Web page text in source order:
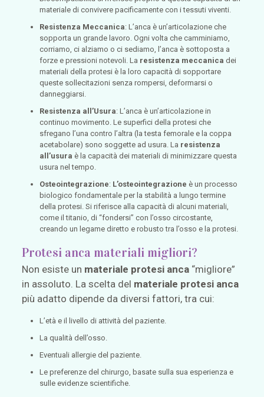
materiale di convivere pacificamente con i tessuti viventi.
Resistenza Meccanica: L’anca è un’articolazione che
sopporta un grande lavoro. Ogni volta che camminiamo,
corriamo, ci alziamo o ci sediamo, l’anca è sottoposta a
forze e pressioni notevoli. La resistenza meccanica dei
materiali della protesi è la loro capacità di sopportare
queste sollecitazioni senza rompersi, deformarsi o
danneggiarsi.
Resistenza all’Usura: L’anca è un’articolazione in
continuo movimento. Le superfici della protesi che
sfregano l’una contro l’altra (la testa femorale e la coppa
acetabolare) sono soggette ad usura. La resistenza
all’usura è la capacità dei materiali di minimizzare questa
usura nel tempo.
Osteointegrazione: L’osteointegrazione è un processo
biologico fondamentale per la stabilità a lungo termine
della protesi. Si riferisce alla capacità di alcuni materiali,
come il titanio, di “fondersi” con l’osso circostante,
creando un legame diretto e robusto tra l’osso e la protesi.
Protesi anca materiali migliori?
Non esiste un materiale protesi anca“migliore”
in assoluto. La scelta del materiale protesi anca
più adatto dipende da diversi fattori, tra cui:
L’età e il livello di attività del paziente.
La qualità dell’osso.
Eventuali allergie del paziente.
Le preferenze del chirurgo, basate sulla sua esperienza e
sulle evidenze scientifiche.